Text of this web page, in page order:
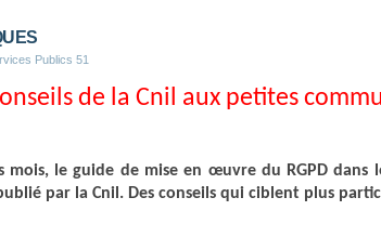
Publics 51
de la Cnil aux petites
mois, le guide de mise en œuvre du RGPD dans
par la Cnil. Des conseils qui ciblent plus